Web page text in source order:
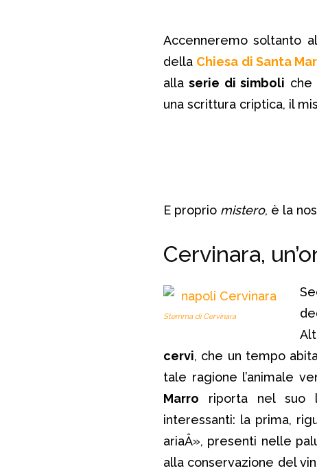
Accenneremo soltanto
della Chiesa di Santa
allaserie di simboli che
una scrittura criptica, il
E proprio mistero, è la
Cervinara,
Stemma di Cervinara
cervi, che un tempo
tale ragione l’animale
Marro riporta nel suo
interessanti: la prima,
ariaÂ», presenti nelle
alla conservazione del